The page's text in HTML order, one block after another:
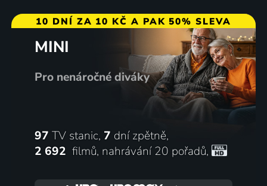
10 DNÍ ZA 10 KČ A PAK 50% SLEVA
MINI
Pro nenáročné diváky
97 TV stanic, 7 dní zpětně,
2 692 filmů, nahrávání 20 pořadů,